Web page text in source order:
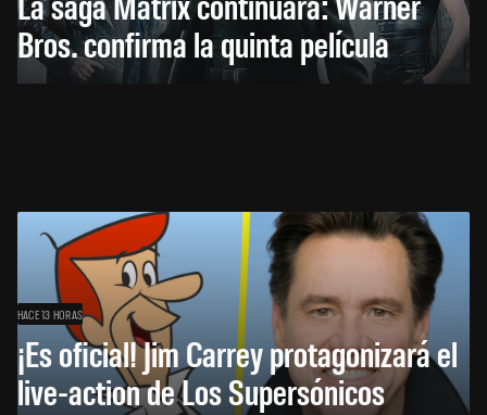
Bros. confirma la quinta película
HACE 13 HORAS
¡Es oficial! Jim Carrey protagonizará el
live-action de Los Supersónicos